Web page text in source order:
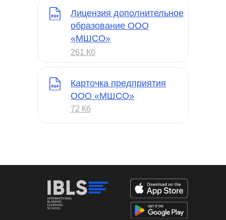
Карточка предприятия
ООО «МШСО»
72 Кб
Лицензия дополнительное
образование ООО
«МШСО»
261 Кб